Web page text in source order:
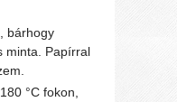
bárhogy
minta. Papírral
°C fokon,